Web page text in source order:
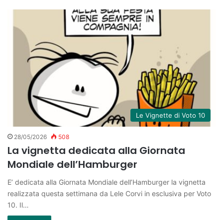
Le Vignette di Voto 10
28/05/2026 508
La vignetta dedicata alla Giornata
Mondiale dell’Hamburger
E’ dedicata alla Giornata Mondiale dell’Hamburger la vignetta
realizzata questa settimana da Lele Corvi in esclusiva per Voto
10. Il…